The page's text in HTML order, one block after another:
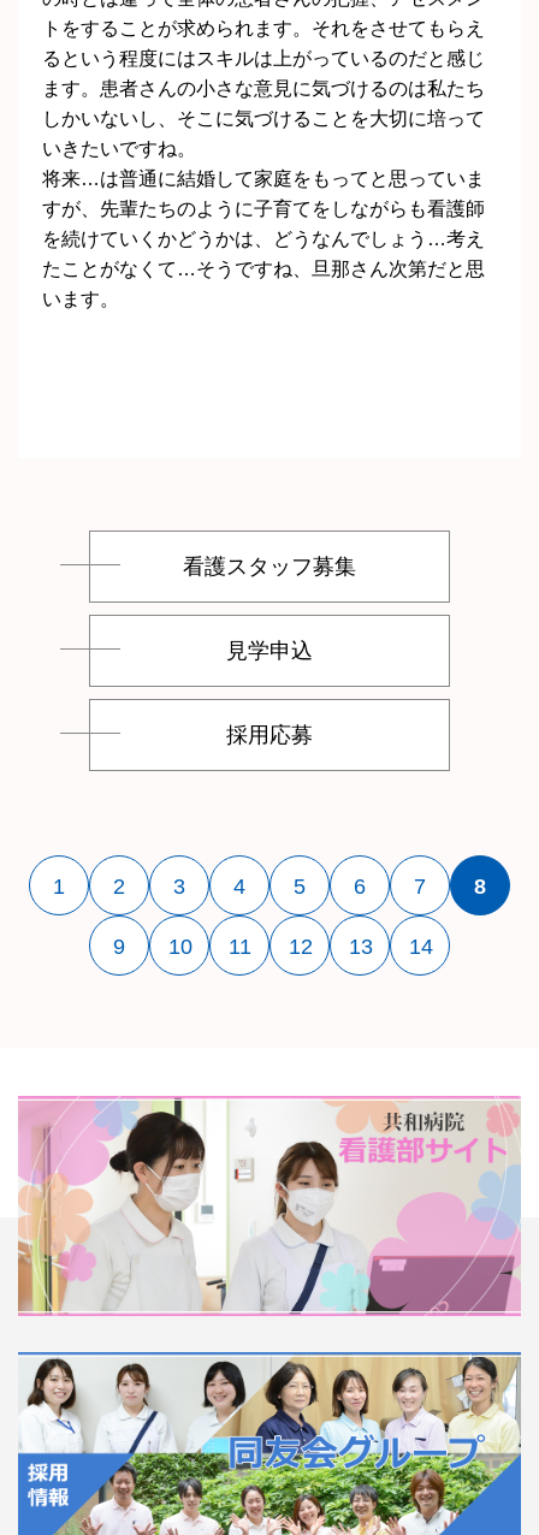
トをすることが求められます。それをさせてもらえ
るという程度にはスキルは上がっているのだと感じ
ます。患者さんの小さな意見に気づけるのは私たち
しかいないし、そこに気づけることを大切に培って
いきたいですね。
将来…は普通に結婚して家庭をもってと思っていま
すが、先輩たちのように子育てをしながらも看護師
を続けていくかどうかは、どうなんでしょう…考え
たことがなくて…そうですね、旦那さん次第だと思
います。
看護スタッフ募集
見学申込
採用応募
1 2 3 4 5 6 7 8
9 10 11 12 13 14